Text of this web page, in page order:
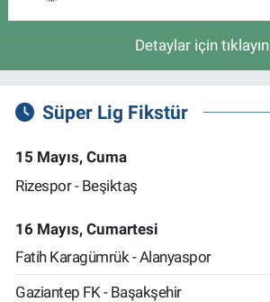
Detaylar için tıklayın
Süper Lig Fikstür
15 Mayıs, Cuma
Rizespor - Beşiktaş
16 Mayıs, Cumartesi
Fatih Karagümrük - Alanyaspor
Gaziantep FK - Başakşehir